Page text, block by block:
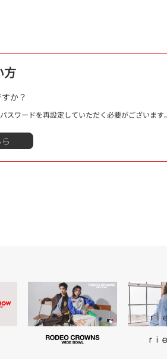
方
か？
ワードを再設定していただく必要がございます。